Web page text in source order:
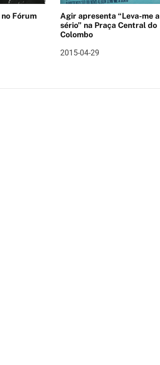
Agir apresenta “Leva-me a
sério” na Praça Central do
Colombo
2015-04-29